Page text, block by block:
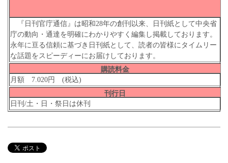
『日刊官庁通信』は昭和28年の創刊以来、日刊紙として中央省
庁の動向・通達を明確にわかりやすく編集し掲載しております。
永年に亘る信頼に基づき日刊紙として、読者の皆様にタイムリー
な話題をスピーディーにお届けしております。
購読料金
月額 7.020円 (税込)
刊行日
日刊/土・日・祭日は休刊